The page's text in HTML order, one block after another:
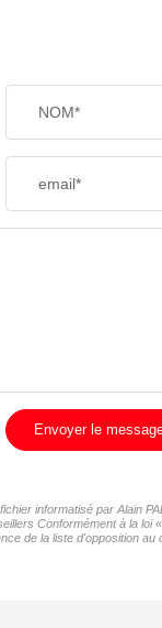
NOM*
email*
Envoyer le
informatisé par Alain
Conformément à la
de la liste d'opposition